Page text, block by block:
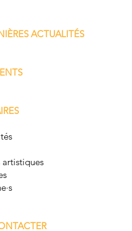
ACTUALITÉS